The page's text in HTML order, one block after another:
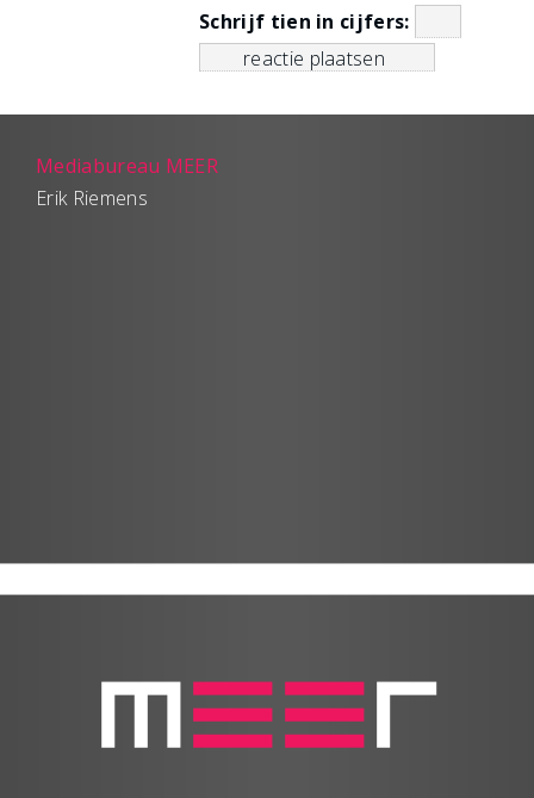
Schrijf tien in cijfers:
Mediabureau MEER
Erik Riemens